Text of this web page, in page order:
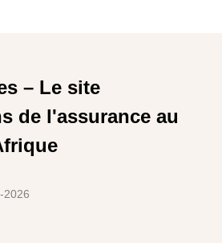
– Le site
de l'assurance au
2026